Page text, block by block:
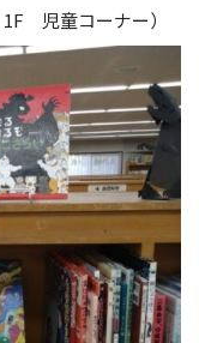
児童コーナー）